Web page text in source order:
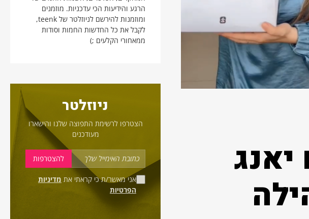
הרגע והידיעות הכי עדכניות. מוזמנים
ומוזמנות להירשם לניוזלטר של teenk,
לקבל את כל החדשות החמות וסודות
ממאחורי הקלעים ;)
ניוזלטר
הצטרפו לרשימת התפוצה שלנו והישארו
מעודכנים
אני מאשר/ת כי קראתי את מדיניות
הפרטיות